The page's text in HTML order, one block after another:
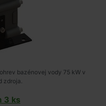
bazénovej vody 75 kW v
zdroja.
3 ks